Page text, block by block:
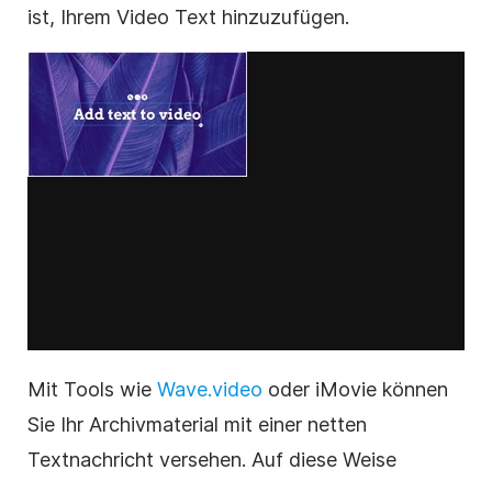
ist, Ihrem Video Text hinzuzufügen.
Mit Tools wie Wave.video oder iMovie können
Sie Ihr Archivmaterial mit einer netten
Textnachricht versehen. Auf diese Weise